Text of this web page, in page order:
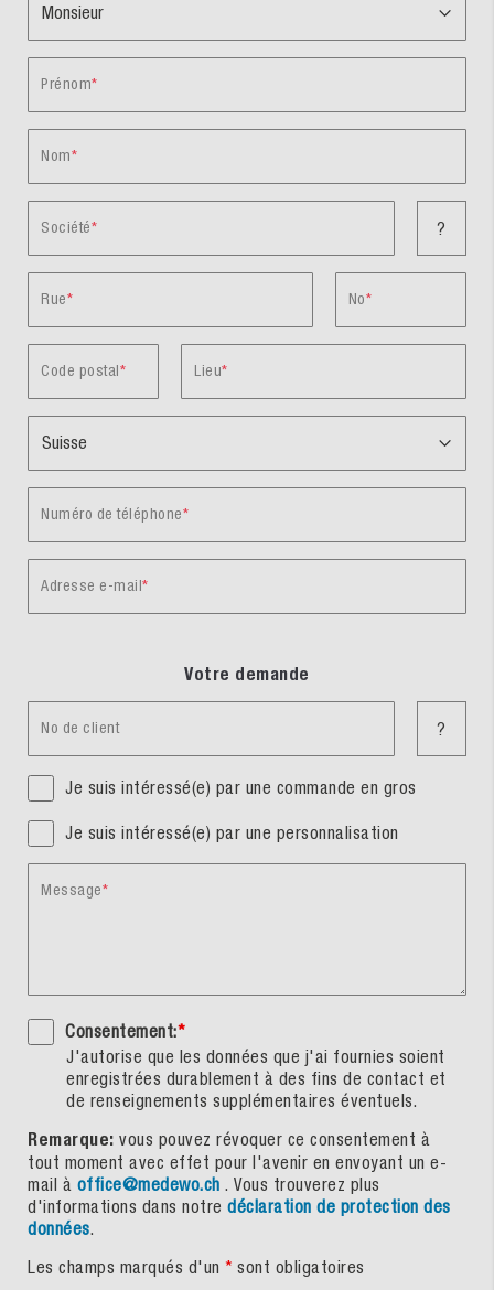
Prénom
Nom
Société ?
Rue No
Code postal Lieu
Numéro de téléphone
Adresse e-mail
Votre demande
No de client ?
Je suis intéressé(e) par une commande en gros
Je suis intéressé(e) par une personnalisation
Message
Consentement:*
J'autorise que les données que j'ai fournies soient
enregistrées durablement à des fins de contact et
de renseignements supplémentaires éventuels.
Remarque: vous pouvez révoquer ce consentement à
tout moment avec effet pour l'avenir en envoyant un e-
mail à office@medewo.ch . Vous trouverez plus
d'informations dans notre déclaration de protection des
données.
Les champs marqués d'un * sont obligatoires